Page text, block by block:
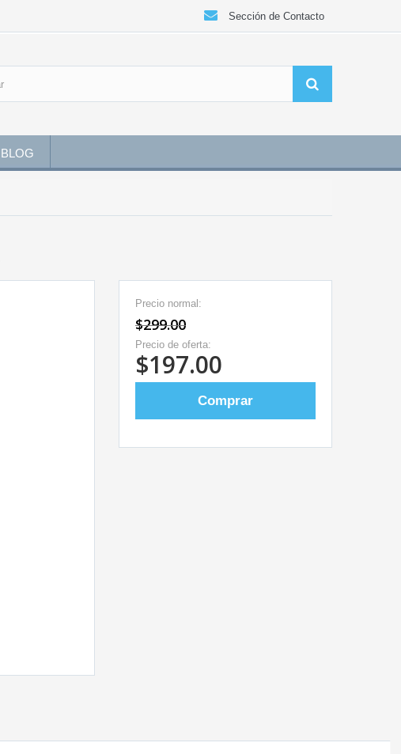
Sección de Contacto
BLOG
Precio normal:
$299.00
Precio de oferta:
$197.00
Comprar